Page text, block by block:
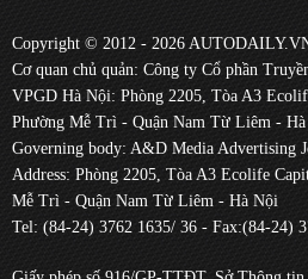
Copyright © 2012 - 2026
Cơ quan chủ quản: Công ty Cổ phần
VPGD Hà Nội: Phòng 2205, Tòa A3
Phường Mễ Trì - Quận Nam Từ Liêm -
Governing body: A&D Media Advertising
Address: Phòng 2205, Tòa A3 Ecolife
Mễ Trì - Quận Nam Từ Liêm - Hà Nội
Tel: (84-24) 3762 1635/ 36 - Fax:(84-24)